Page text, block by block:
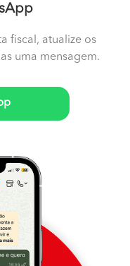
fiscal, atualize os
uma mensagem.